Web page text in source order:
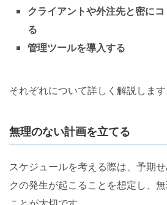
クライアントや外注先と密に
る
管理ツールを導入する
それぞれについて詳しく解説します
無理のない計画を立てる
スケジュールを考える際は、予期
クの発生が起こることを想定し、